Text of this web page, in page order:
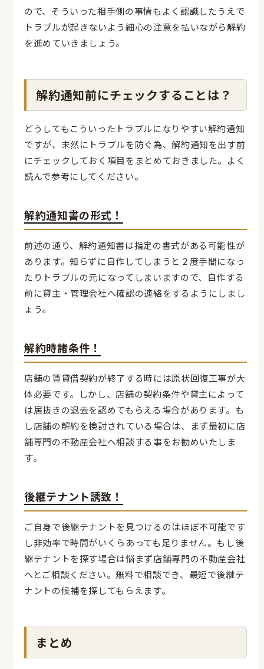
ので、そういった相手側の事情もよく認識したうえで
トラブルが起きないよう細心の注意を払いながら解約
を進めていきましょう。
解約通知前にチェックすることは？
どうしてもこういったトラブルになりやすい解約通知
ですが、未然にトラブルを防ぐ為、解約通知を出す前
にチェックしておく項目をまとめておきました。よく
読んで参考にしてください。
解約通知書の形式！
前述の通り、解約通知書は指定の書式がある可能性が
あります。知らずに自作してしまうと２度手間になっ
たりトラブルの元になってしまいますので、自作する
前に貸主・管理会社へ確認の連絡をするようにしまし
ょう。
解約時諸条件！
店舗の賃貸借契約が終了する時には原状回復工事が大
体必要です。しかし、店舗の契約条件や貸主によって
は居抜きの退去を認めてもらえる場合があります。も
し店舗の解約を検討されている場合は、まず最初に店
舗専門の不動産会社へ相談する事をお勧めいたしま
す。
後継テナント誘致！
ご自身で後継テナントを見つけるのはほぼ不可能です
し非効率で時間がいくらあっても足りません。もし後
継テナントを探す場合は悩まず店舗専門の不動産会社
へとご相談ください。無料で相談でき、最短で後継テ
ナントの候補を探してもらえます。
まとめ